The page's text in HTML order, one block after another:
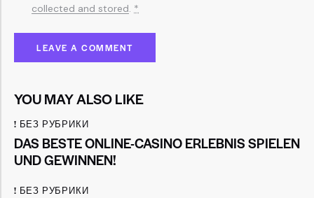
collected and stored *
YOU MAY ALSO LIKE
! БЕЗ РУБРИКИ
DAS BESTE ONLINE-CASINO ERLEBNIS SPIELEN
UND GEWINNEN!
! БЕЗ РУБРИКИ